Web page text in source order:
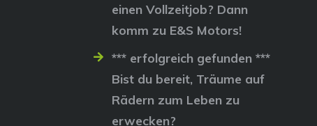
einen Vollzeitjob? Dann
komm zu E&S Motors!
*** erfolgreich gefunden ***
Bist du bereit, Träume auf
Rädern zum Leben zu
erwecken?